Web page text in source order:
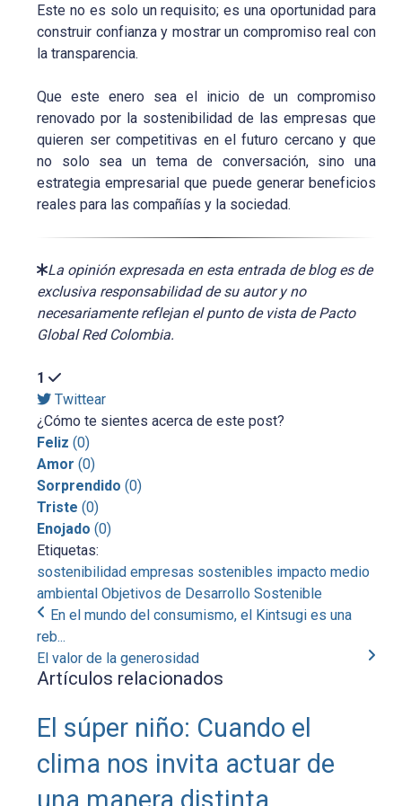
Este no es solo un requisito; es una oportunidad para
construir confianza y mostrar un compromiso real con
la transparencia.
Que este enero sea el inicio de un compromiso
renovado por la sostenibilidad de las empresas que
quieren ser competitivas en el futuro cercano y que
no solo sea un tema de conversación, sino una
estrategia empresarial que puede generar beneficios
reales para las compañías y la sociedad.
La opinión expresada en esta entrada de blog es de
exclusiva responsabilidad de su autor y no
necesariamente reflejan el punto de vista de Pacto
Global Red Colombia.
1
Twittear
¿Cómo te sientes acerca de este post?
Feliz (0)
Amor (0)
Sorprendido (0)
Triste (0)
Enojado (0)
Etiquetas:
sostenibilidad empresas sostenibles impacto medio
ambiental Objetivos de Desarrollo Sostenible
En el mundo del consumismo, el Kintsugi es una
reb...
El valor de la generosidad
Artículos relacionados
El súper niño: Cuando el
clima nos invita actuar de
una manera distinta